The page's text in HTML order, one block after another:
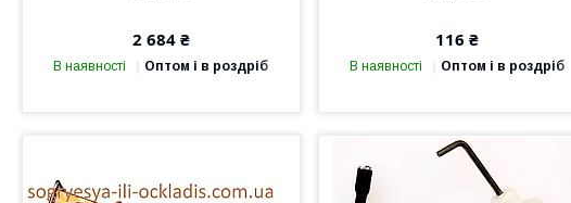
2 684 ₴
В наявності Оптом і в роздріб
116 ₴
В наявності Оптом і в роздріб